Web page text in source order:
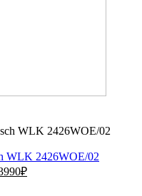
WLK 2426WOE/02
₽